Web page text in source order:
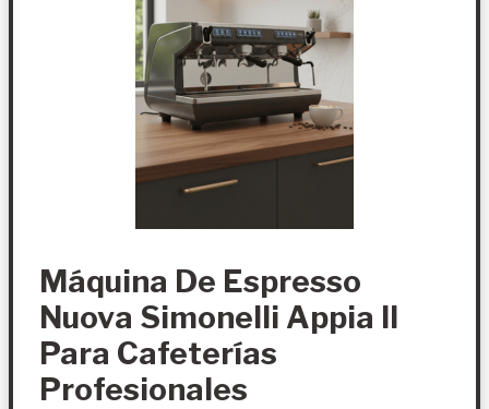
Máquina De Espresso
Nuova Simonelli Appia II
Para Cafeterías
Profesionales